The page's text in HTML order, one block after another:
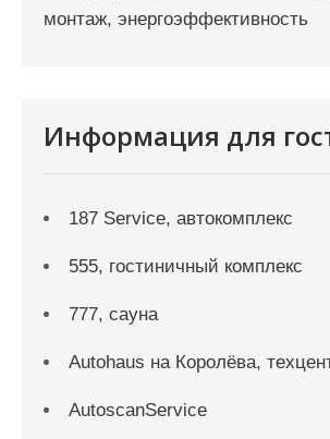
монтаж, энергоэффективность
Информация для
187 Service, автокомплекс
555, гостиничный комплекс
777, сауна
Autohaus на Королёва,
AutoscanService